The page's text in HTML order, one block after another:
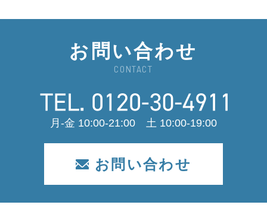
お問い合わせ
CONTACT
月-金 10:00-21:00 土 10:00-19:00
お問い合わせ